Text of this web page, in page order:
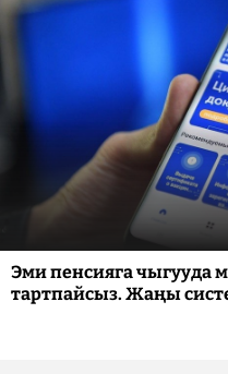
Эми пенсияга чыгууда
тартпайсыз. Жаңы